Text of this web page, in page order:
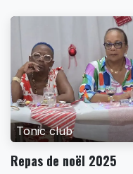
Tonic club
Repas de noël 2025